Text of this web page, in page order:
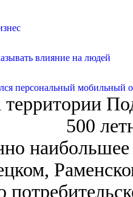
влияние на людей
персональный мобильный
500